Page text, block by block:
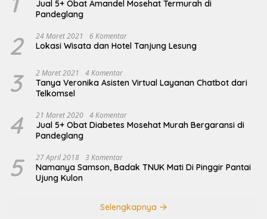
Jual 5+ Obat Amandel Mosehat Termurah di
Pandeglang
2 24 Maret 2021 6 Komentar
Lokasi Wisata dan Hotel Tanjung Lesung
3 2 Maret 2021 4 Komentar
Tanya Veronika Asisten Virtual Layanan Chatbot dari
Telkomsel
4 21 Maret 2020 4 Komentar
Jual 5+ Obat Diabetes Mosehat Murah Bergaransi di
Pandeglang
5 27 April 2018 3 Komentar
Namanya Samson, Badak TNUK Mati Di Pinggir Pantai
Ujung Kulon
Selengkapnya